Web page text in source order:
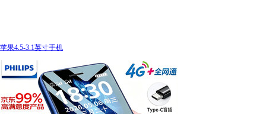
苹果4.5-3.1英寸手机